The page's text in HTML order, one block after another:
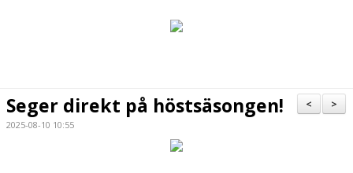
SERIETABELL
>
<
Seger direkt på höstsäsongen!
2025-08-10 10:55